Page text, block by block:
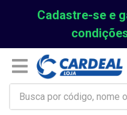
Cadastre-se e